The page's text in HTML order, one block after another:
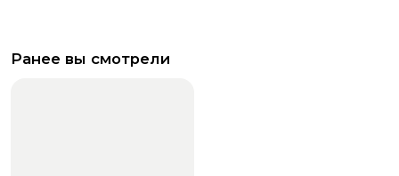
Ранее вы смотрели